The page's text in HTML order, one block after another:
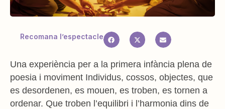
Recomana l’espectacle
Una experiència per a la primera infància plena de
poesia i moviment Individus, cossos, objectes, que
es desordenen, es mouen, es troben, es tornen a
ordenar. Que troben l’equilibri i l’harmonia dins de